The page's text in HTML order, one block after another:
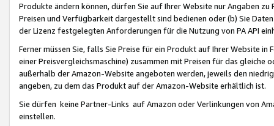
Produkte ändern können, dürfen Sie auf Ihrer Website nur Angaben
Preisen und Verfügbarkeit dargestellt sind bedienen oder (b) Sie
der Lizenz festgelegten Anforderungen für die Nutzung von PA API
Ferner müssen Sie, falls Sie Preise für ein Produkt auf Ihrer Website
einer Preisvergleichsmaschine) zusammen mit Preisen für das
außerhalb der Amazon-Website angeboten werden, jeweils den
angeben, zu dem das Produkt auf der Amazon-Website erhältlich ist.
Sie dürfen keine Partner-Links auf Amazon oder Verlinkungen von
einstellen.